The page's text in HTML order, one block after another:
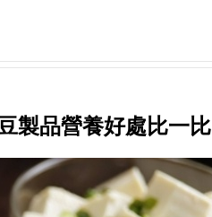
製品營養好處比一比